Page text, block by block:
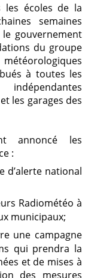
les écoles de la
semaines
gouvernement
du groupe
à toutes les
les garages des
annoncé les
:
d’alerte national
Radiométéo à
municipaux;
une campagne
qui prendra la
et de mises à
des mesures